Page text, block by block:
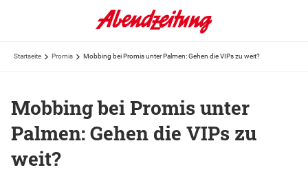
Startseite Promis Mobbing bei Promis unter Palmen: Gehen die VIPs zu weit?
Mobbing bei Promis unter
Palmen: Gehen die VIPs zu
weit?